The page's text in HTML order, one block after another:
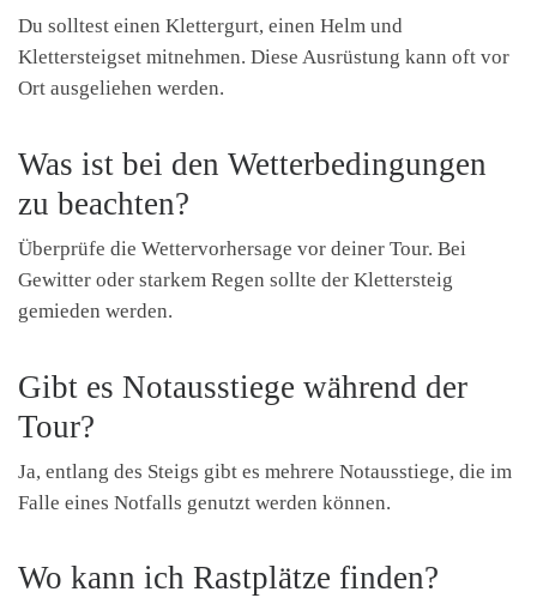
Du solltest einen Klettergurt, einen Helm und
Klettersteigset mitnehmen. Diese Ausrüstung kann oft vor
Ort ausgeliehen werden.
Was ist bei den Wetterbedingungen
zu beachten?
Überprüfe die Wettervorhersage vor deiner Tour. Bei
Gewitter oder starkem Regen sollte der Klettersteig
gemieden werden.
Gibt es Notausstiege während der
Tour?
Ja, entlang des Steigs gibt es mehrere Notausstiege, die im
Falle eines Notfalls genutzt werden können.
Wo kann ich Rastplätze finden?